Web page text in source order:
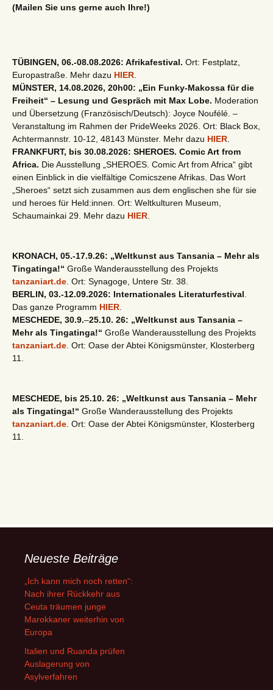
(Mailen Sie uns gerne auch Ihre!)
TÜBINGEN, 06.-08.08.2026: Afrikafestival. Ort: Festplatz,
Europastraße. Mehr dazu HIER
MÜNSTER, 14.08.2026, 20h00: „Ein Funky-Makossa für die
Freiheit“ – Lesung und Gespräch mit Max Lobe. Moderation
und Übersetzung (Französisch/Deutsch): Joyce Noufélé. –
Veranstaltung im Rahmen der PrideWeeks 2026. Ort: Black Box,
Achtermannstr. 10-12, 48143 Münster. Mehr dazu HIER
FRANKFURT, bis 30.08.2026: SHEROES. Comic Art from
Africa. Die Ausstellung „SHEROES. Comic Art from Africa“ gibt
einen Einblick in die vielfältige Comicszene Afrikas. Das Wort
„Sheroes“ setzt sich zusammen aus dem englischen she für sie
und heroes für Held:innen. Ort: Weltkulturen Museum,
Schaumainkai 29. Mehr dazu HIER
KRONACH, 05.-17.9.26: „Weltkunst aus Tansania – Mehr als
Tingatinga!“ Große Wanderausstellung des Projekts
tanzaniart.de . Ort: Synagoge, Untere Str. 38.
BERLIN, 03.-12.09.2026: Internationales Literaturfestival
Das ganze Programm HIER
MESCHEDE, 30.9.–25.10. 26: „Weltkunst aus Tansania –
Mehr als Tingatinga!“ Große Wanderausstellung des Projekts
tanzaniart.de . Ort: Oase der Abtei Königsmünster, Klosterberg
11.
MESCHEDE, bis 25.10. 26: „Weltkunst aus Tansania – Mehr
als Tingatinga!“ Große Wanderausstellung des Projekts
tanzaniart.de . Ort: Oase der Abtei Königsmünster, Klosterberg
11.
Neueste Beiträge
„Ich kann mich noch retten“:
Nach ihrer Rückkehr aus
Ceuta träumen junge
Marokkaner weiterhin von
Europa
Italien und Ruanda prüfen
Auslagerung von
Asylverfahren